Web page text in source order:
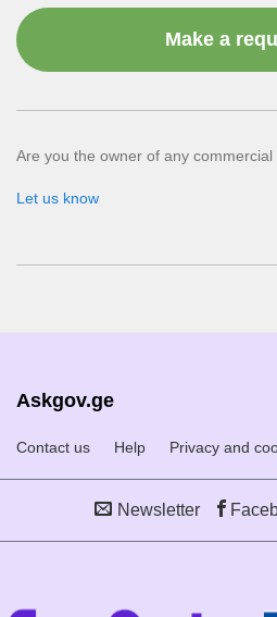
Make a
Are you the owner of any
Let us know
Askgov.ge
Contact us Help Privacy and
Newsletter